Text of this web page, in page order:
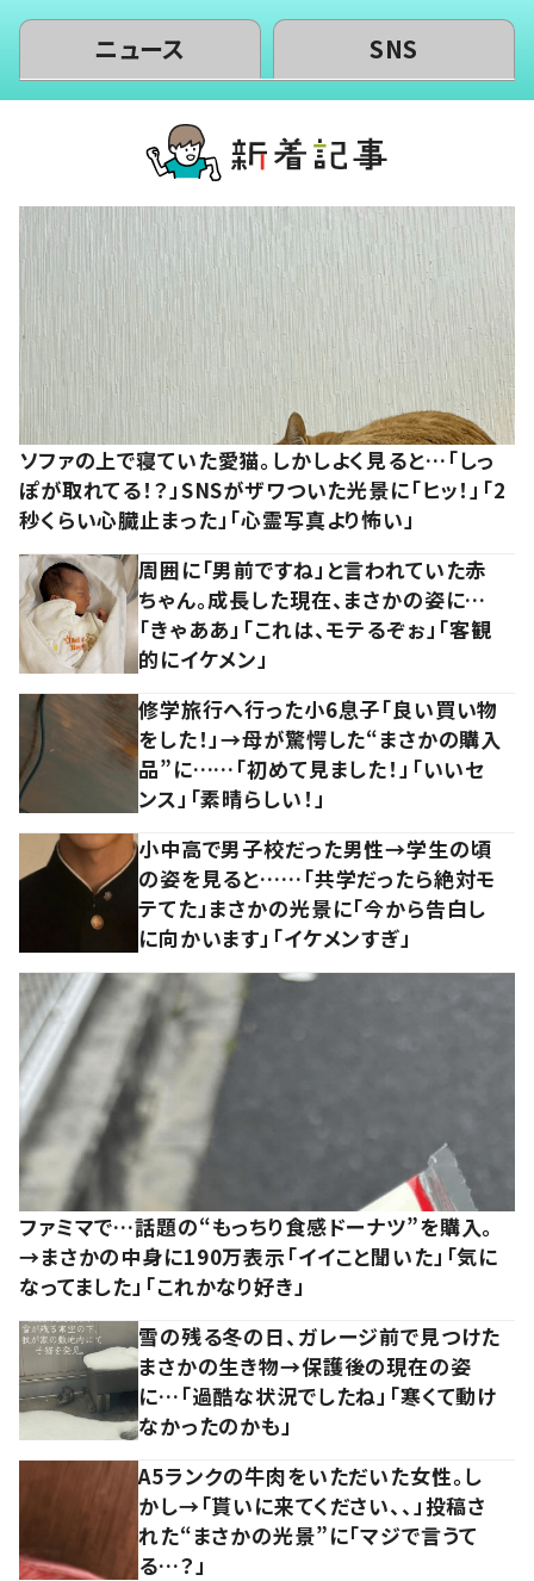
ニュース SNS
ソファの上で寝ていた愛猫。しかしよく見ると…「しっ
ぽが取れてる！？」SNSがザワついた光景に「ヒッ！」「2
秒くらい心臓止まった」「心霊写真より怖い」
周囲に「男前ですね」と言われていた赤
ちゃん。成長した現在、まさかの姿に…
「きゃああ」「これは、モテるぞぉ」「客観
的にイケメン」
修学旅行へ行った小6息子「良い買い物
をした！」→母が驚愕した“まさかの購入
品”に……「初めて見ました！」「いいセ
ンス」「素晴らしい！」
小中高で男子校だった男性→学生の頃
の姿を見ると……「共学だったら絶対モ
テてた」まさかの光景に「今から告白し
に向かいます」「イケメンすぎ」
ファミマで…話題の“もっちり食感ドーナツ”を購入。
→まさかの中身に190万表示「イイこと聞いた」「気に
なってました」「これかなり好き」
雪の残る冬の日、ガレージ前で見つけた
まさかの生き物→保護後の現在の姿
に…「過酷な状況でしたね」「寒くて動け
なかったのかも」
A5ランクの牛肉をいただいた女性。し
かし→「貰いに来てください、、」投稿さ
れた“まさかの光景”に「マジで言うて
る…？」